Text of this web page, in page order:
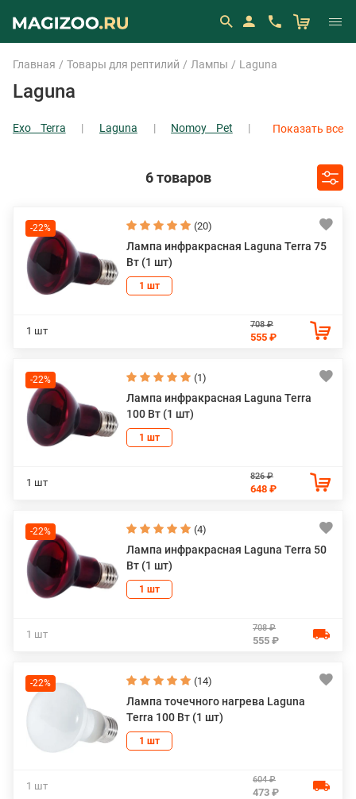
Главная Товары для рептилий Лампы Laguna
Laguna
Exo Terra Laguna
Nomoy Pet
Показать все
6 товаров
-22% (20)
Лампа инфракрасная Laguna Terra 75
Вт (1 шт)
1 шт
1 шт
708 ₽
555 ₽
-22% (1)
Лампа инфракрасная Laguna Terra
100 Вт (1 шт)
1 шт
1 шт
826 ₽
648 ₽
-22% (4)
Лампа инфракрасная Laguna Terra 50
Вт (1 шт)
1 шт
1 шт
708 ₽
555 ₽
-22% (14)
Лампа точечного нагрева Laguna
Terra 100 Вт (1 шт)
1 шт
1 шт
604 ₽
473 ₽